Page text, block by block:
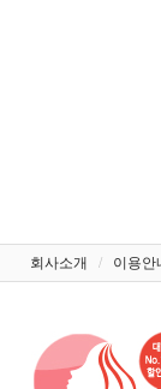
회사소개 / 이용안